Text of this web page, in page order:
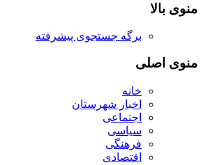
منوی بالا
برگه جستجوی پیشرفته
منوی اصلی
خانه
اخبار شهرستان
اجتماعی
سیاسی
فرهنگی
اقتصادی